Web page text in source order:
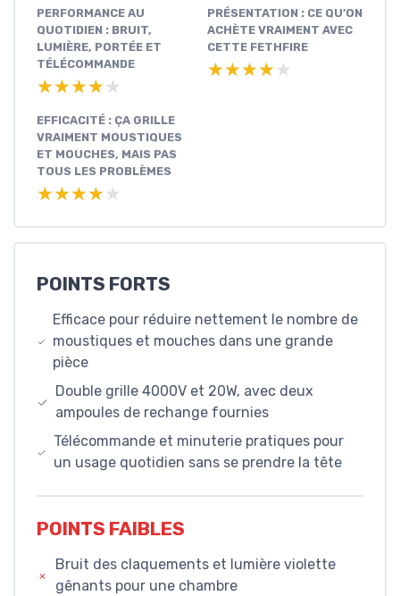
PERFORMANCE AU
QUOTIDIEN : BRUIT,
LUMIÈRE, PORTÉE ET
TÉLÉCOMMANDE
★★★★★
★★★★★
PRÉSENTATION : CE QU’ON
ACHÈTE VRAIMENT AVEC
CETTE FETHFIRE
★★★★★
★★★★★
EFFICACITÉ : ÇA GRILLE
VRAIMENT MOUSTIQUES
ET MOUCHES, MAIS PAS
TOUS LES PROBLÈMES
★★★★★
★★★★★
POINTS FORTS
Efficace pour réduire nettement le nombre de
moustiques et mouches dans une grande
pièce
Double grille 4000V et 20W, avec deux
ampoules de rechange fournies
Télécommande et minuterie pratiques pour
un usage quotidien sans se prendre la tête
POINTS FAIBLES
Bruit des claquements et lumière violette
gênants pour une chambre